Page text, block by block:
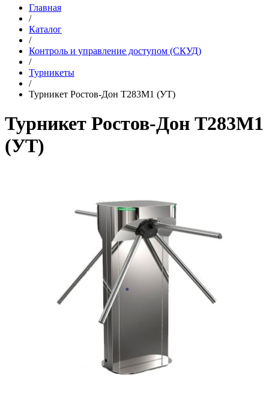
Главная
/
Каталог
/
Контроль и управление доступом (СКУД)
/
Турникеты
/
Турникет Ростов-Дон Т283М1 (УТ)
Турникет Ростов-Дон Т283М1
(УТ)